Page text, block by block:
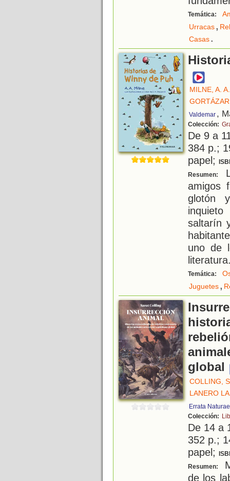
Temática:
Urracas,
Casas.
MILNE, A. A.
Valdemar ,
Colección:
De 9 a
384 p.;
papel;
Resumen:
amigos
glotón
saltarín
uno de
literatura
Temática:
Juguetes,
global
COLLING,
LANERO
Errata Naturae
Colección:
De 14 a
352 p.;
papel;
Resumen:
de los